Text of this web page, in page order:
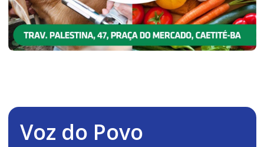
Voz do Povo